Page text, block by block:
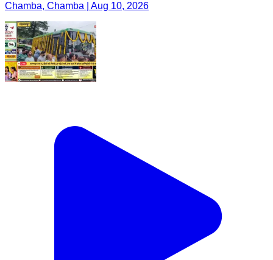
Chamba, Chamba | Aug 10, 2026